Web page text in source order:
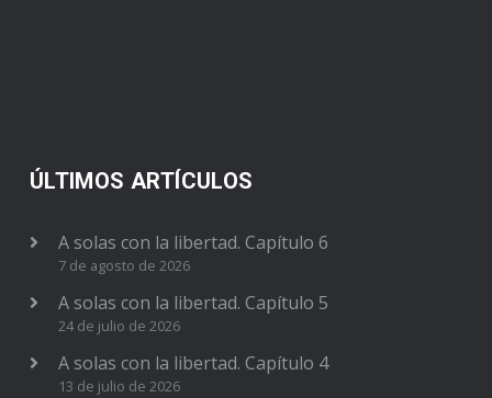
ÚLTIMOS ARTÍCULOS
A solas con la libertad. Capítulo 6
7 de agosto de 2026
A solas con la libertad. Capítulo 5
24 de julio de 2026
A solas con la libertad. Capítulo 4
13 de julio de 2026